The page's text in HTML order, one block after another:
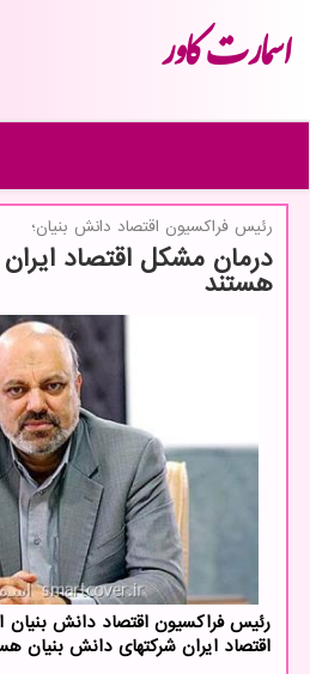
اسمارت كاور
رئیس فراكسیون اقتصاد دانش بنیان؛
درمان مشکل اقتصاد
هستند
رئیس فراکسیون اقتصاد دانش
اقتصاد ایران شرکتهای دانش بنیان